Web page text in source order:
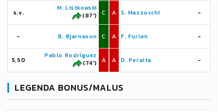
s.v.
M. Listkowski
(87')
C
- B. Bjarnason C
5,50
Pablo Rodríguez
(74')
A
A S. Mazzocchi -
A F. Furlan -
A D. Peralta -
LEGENDA BONUS/MALUS